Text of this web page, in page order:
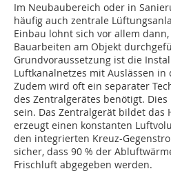
Im Neubaubereich oder in
häufig auch zentrale
Einbau lohnt sich vor allem
Bauarbeiten am Objekt
Grundvoraussetzung ist die
Luftkanalnetzes mit Auslässen in
Zudem wird oft ein separater
des Zentralgerätes benötigt.
sein. Das Zentralgerät bildet das
erzeugt einen konstanten
den integrierten Kreuz-
sicher, dass 90 % der
Frischluft abgegeben werden.